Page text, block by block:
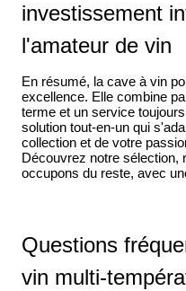
investissement
l'amateur de vin
En résumé, la cave à vin
excellence. Elle combine
terme et un service
solution tout-en-un qui
collection et de votre
Découvrez notre sélection,
occupons du reste, avec
Questions
vin multi-